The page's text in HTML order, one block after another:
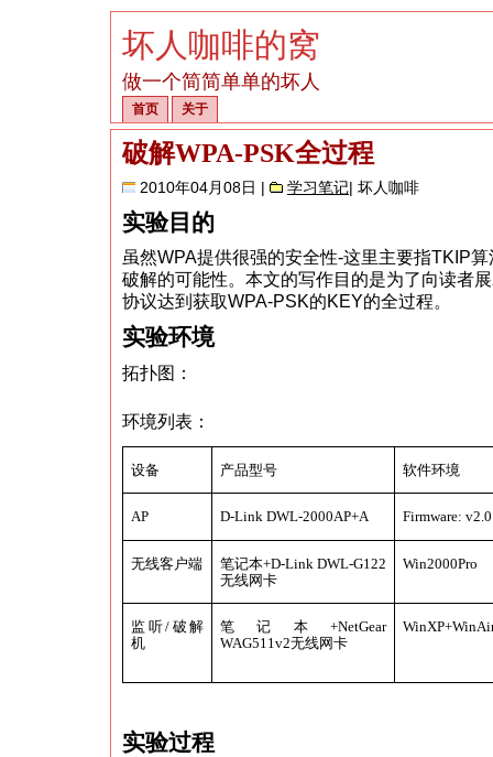
坏人咖啡的窝
做一个简简单单的坏人
首页 关于
破解WPA-PSK全过程
2010年04月08日 | 学习笔记| 坏人咖啡
实验目的
虽然WPA提供很强的安全性-这里主要指TKIP
破解的可能性。本文的写作目的是为了向读者
协议达到获取WPA-PSK的KEY的全过程。
实验环境
拓扑图：
环境列表：
设备 产品型号 软件环境
AP D-Link DWL-2000AP+A Firmware:
无线客户端 笔记本+D-Link DWL-G122
无线网卡
Win2000Pro
监听/ 破解
机
笔记本 +NetGear
WAG511v2无线网卡
实验过程